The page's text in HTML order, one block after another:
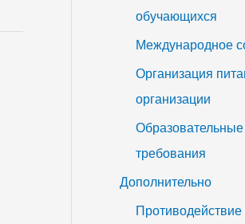
обучающихся
Международное
Организация
организации
требования
Дополнительно
Противодействие